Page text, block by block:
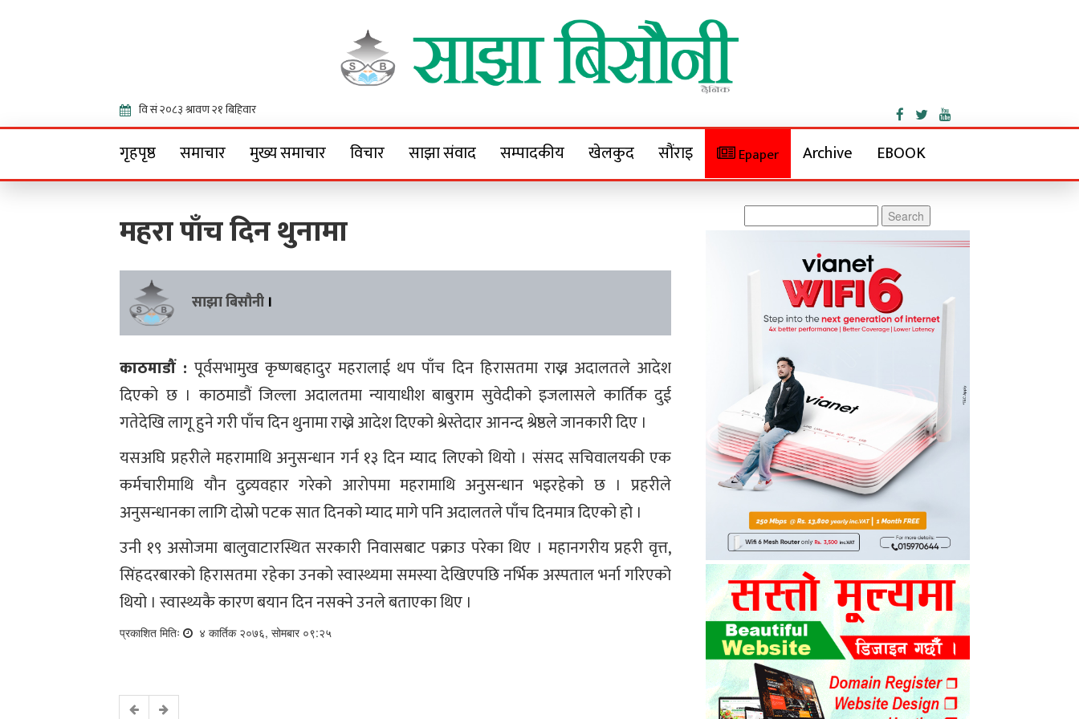
Sajha Bisaunee
गृहपृष्ठ समाचार मुख्य समाचार विचार साझा संवाद सम्पादकीय खेलकुद सौंराइ Epaper Archive EBOOK
महरा पाँच दिन थुनामा
साझा बिसौनी ।
काठमाडौं : पूर्वसभामुख कृष्णबहादुर महरालाई थप पाँच दिन हिरासतमा राख्न अदालतले आदेश
दिएको छ । काठमाडौं जिल्ला अदालतमा न्यायाधीश बाबुराम सुवेदीको इजलासले कार्तिक दुई
गतेदेखि लागू हुने गरी पाँच दिन थुनामा राख्ने आदेश दिएको श्रेस्तेदार आनन्द श्रेष्ठले जानकारी दिए ।
यसअघि प्रहरीले महरामाथि अनुसन्धान गर्न १३ दिन म्याद लिएको थियो । संसद सचिवालयकी एक
कर्मचारीमाथि यौन दुव्र्यवहार गरेको आरोपमा महरामाथि अनुसन्धान भइरहेको छ । प्रहरीले
अनुसन्धानका लागि दोस्रो पटक सात दिनको म्याद मागे पनि अदालतले पाँच दिनमात्र दिएको हो ।
उनी १९ असोजमा बालुवाटारस्थित सरकारी निवासबाट पक्राउ परेका थिए । महानगरीय प्रहरी वृत्त,
सिंहदरबारको हिरासतमा रहेका उनको स्वास्थ्यमा समस्या देखिएपछि नर्भिक अस्पताल भर्ना गरिएको
थियो । स्वास्थ्यकै कारण बयान दिन नसक्ने उनले बताएका थिए ।
प्रकाशित मितिः ४ कार्तिक २०७६, सोमबार ०९:२५
for: